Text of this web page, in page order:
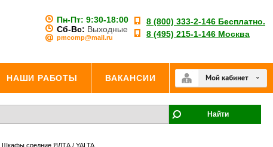
Пн-Пт: 9:30-18:00
Сб-Вс: Выходные
pmcomp@mail.ru
8 (800) 333-2-146 Бесплатно.
8 (495) 215-1-146 Москва
НАШИ РАБОТЫ ВАКАНСИИ
Найти
Шкафы средние ЯЛТА / YALTA